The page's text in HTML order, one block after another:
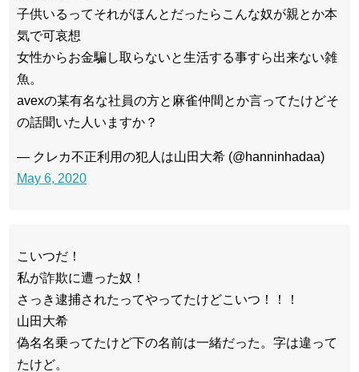
子供いるってそれがほんとだったらこんな奴が親とか本
気で可哀想
女性からお金騙し取らないと生活する事すら出来ない雑
魚。
avexの某有名な社員の方と麻雀仲間とか言ってたけどそ
の話聞いた人いますか？
— クレカ不正利用の犯人は山田大希 (@hanninhadaa)
May 6, 2020
こいつだ！
私が詐欺に遭った奴！
さっき逮捕されたってやってたけどこいつ！！！
山田大希
偽名名乗ってたけど下の名前は一緒だった。字は違って
たけど。